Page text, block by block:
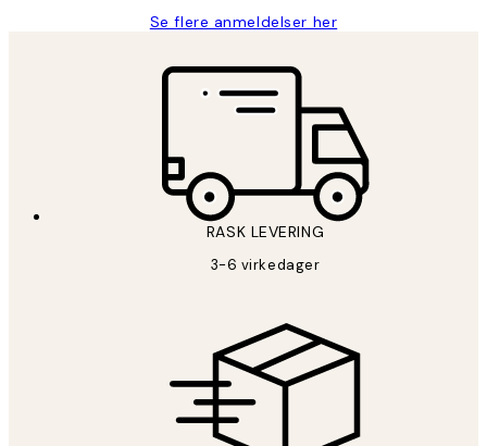
Se flere anmeldelser her
RASK LEVERING
3-6 virkedager